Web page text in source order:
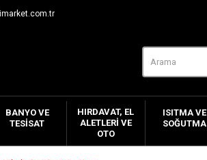
BANYO VE
TESISAT
HIRDAVAT, EL
ALETLERI VE
OTO
ISITMA VE
SOĞUTMA